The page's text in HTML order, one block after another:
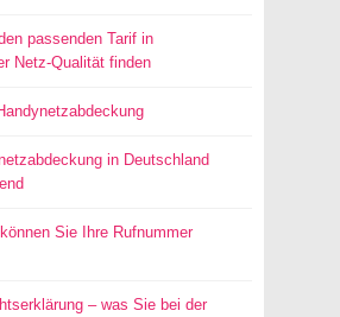
passenden Tarif in
Netz-Qualität finden
in Deutschland
Sie Ihre Rufnummer
– was Sie bei der